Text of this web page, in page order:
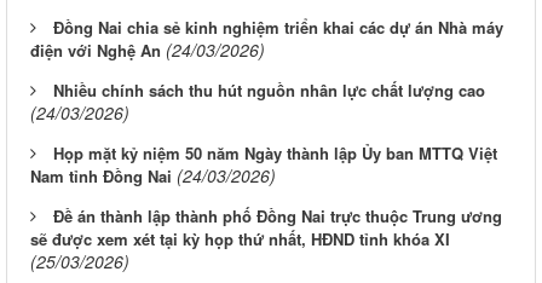
Đồng Nai chia sẻ kinh nghiệm triển khai các dự án Nhà máy
điện với Nghệ An (24/03/2026)
Nhiều chính sách thu hút nguồn nhân lực chất lượng cao
(24/03/2026)
Họp mặt kỷ niệm 50 năm Ngày thành lập Ủy ban MTTQ Việt
Nam tỉnh Đồng Nai (24/03/2026)
Đề án thành lập thành phố Đồng Nai trực thuộc Trung ương
sẽ được xem xét tại kỳ họp thứ nhất, HĐND tỉnh khóa XI
(25/03/2026)